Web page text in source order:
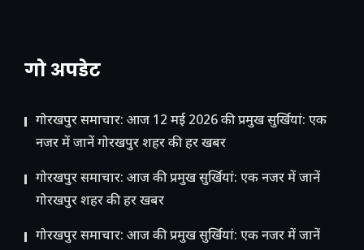
गो अपडेट
गोरखपुर समाचार: आज 12 मई 2026 की प्रमुख सुर्खियां: एक
नजर में जानें गोरखपुर शहर की हर खबर
गोरखपुर समाचार: आज की प्रमुख सुर्खियां: एक नजर में जानें
गोरखपुर शहर की हर खबर
गोरखपुर समाचार: आज की प्रमुख सुर्खियां: एक नजर में जानें